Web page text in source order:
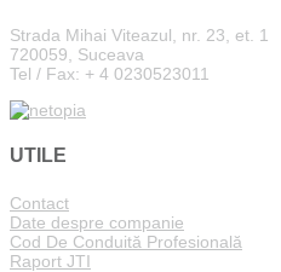
Strada Mihai Viteazul, nr. 23, et. 1
720059, Suceava
Tel / Fax: + 4 0230523011
UTILE
Contact
Date despre companie
Cod De Conduită Profesională
Raport JTI